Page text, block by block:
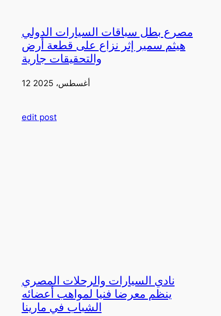
مصرع بطل سباقات السيارات الدولي
هيثم سمير إثر نزاع على قطعة أرض
والتحقيقات جارية
12 أغسطس، 2025
edit post
نادي السيارات والرحلات المصري
ينظم معرضا فنيا لمواهب أعضائه
الشباب في مارينا